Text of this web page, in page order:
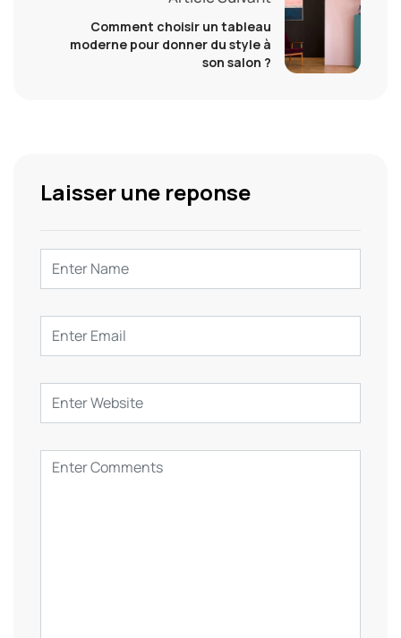
Comment choisir un tableau
moderne pour donner du style à
son salon ?
Laisser une reponse